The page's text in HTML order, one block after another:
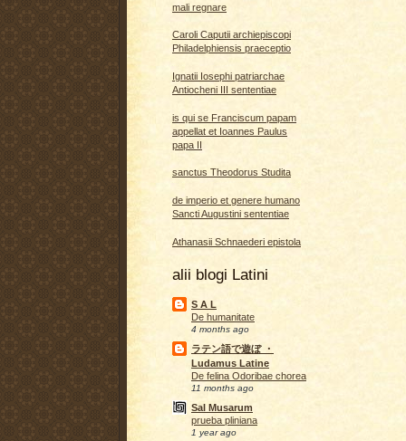
mali regnare
Caroli Caputii archiepiscopi
Philadelphiensis praeceptio
Ignatii Iosephi patriarchae
Antiocheni III sententiae
is qui se Franciscum papam
appellat et Ioannes Paulus
papa II
sanctus Theodorus Studita
de imperio et genere humano
Sancti Augustini sententiae
Athanasii Schnaederi epistola
alii blogi Latini
S A L
De humanitate
4 months ago
ラテン語で遊ぼ ・
Ludamus Latine
De felina Odoribae chorea
11 months ago
Sal Musarum
prueba pliniana
1 year ago